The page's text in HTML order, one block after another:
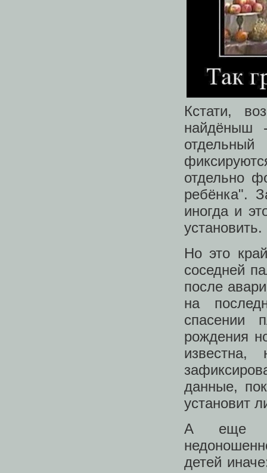
Кстати,
найдёныш
отдельно
ребёнка".
иногда и
Но это
соседней
после
на
спасении
рождения
данные,
установит
А еще
детей